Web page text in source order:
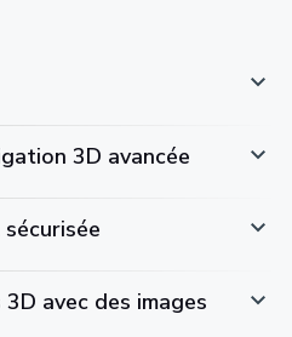
3D avancée
avec des images